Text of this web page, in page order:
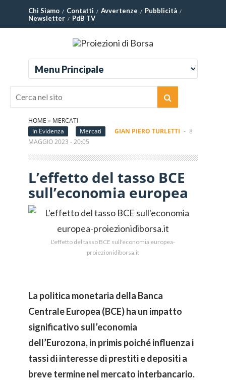
Chi Siamo Contatti Avvertenze
Pubblicità
Newsletter
PdB TV
HOME » MERCATI
In Evidenza
Mercati GIAN PIERO TURLETTI - 8
MAGGIO 2023 - 20:05
L’effetto del tasso BCE
sull’economia europea
L'effetto del tasso BCE sull'economia europea-
proiezionidiborsa.it
La politica monetaria della Banca
Centrale Europea (BCE) ha un impatto
significativo sull’economia
dell’Eurozona, in primis poiché influenza i
tassi di interesse di prestiti e depositi a
breve termine nel mercato interbancario.